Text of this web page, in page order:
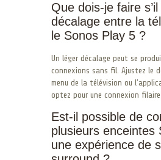
Que dois-je faire
décalage entre la
le Sonos Play 5 ?
Un léger décalage peut se
connexions sans fil. Ajustez le
menu de la télévision ou
optez pour une connexion
Est-il possible de
plusieurs enceintes
une expérience de